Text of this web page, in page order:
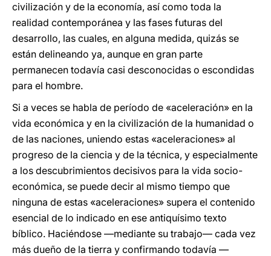
civilización y de la economía, así como toda la
realidad contemporánea y las fases futuras del
desarrollo, las cuales, en alguna medida, quizás se
están delineando ya, aunque en gran parte
permanecen todavía casi desconocidas o escondidas
para el hombre.
Si a veces se habla de período de «aceleración» en la
vida económica y en la civilización de la humanidad o
de las naciones, uniendo estas «aceleraciones» al
progreso de la ciencia y de la técnica, y especialmente
a los descubrimientos decisivos para la vida socio-
económica, se puede decir al mismo tiempo que
ninguna de estas «aceleraciones» supera el contenido
esencial de lo indicado en ese antiquísimo texto
bíblico. Haciéndose —mediante su trabajo— cada vez
más dueño de la tierra y confirmando todavía —